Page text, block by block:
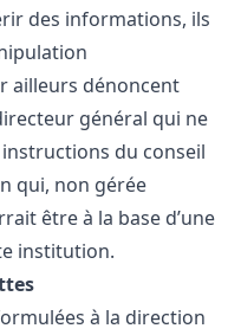
des informations, ils
ailleurs dénoncent
général qui ne
du conseil
qui, non gérée
être à la base d’une
institution.
à la direction